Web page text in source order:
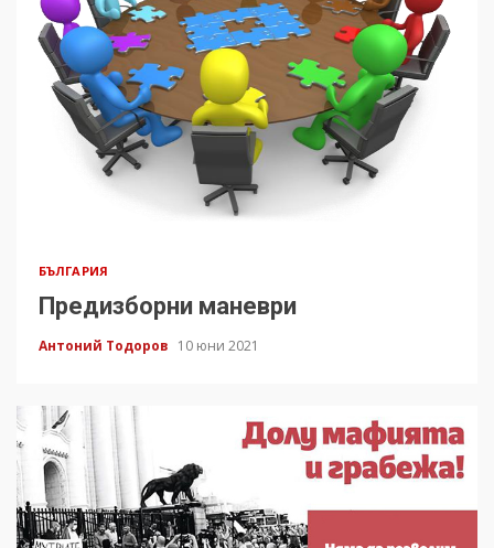
БЪЛГАРИЯ
Предизборни маневри
Антоний Тодоров 10 юни 2021